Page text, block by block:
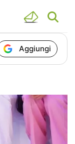
Aggiungi